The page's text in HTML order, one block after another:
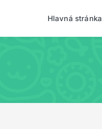
Hlavná stránka